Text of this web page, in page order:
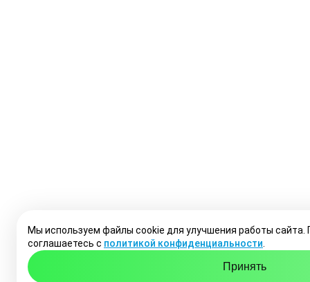
Мы используем файлы cookie для улучшения работы сайта.
соглашаетесь с политикой конфиденциальности
Принять